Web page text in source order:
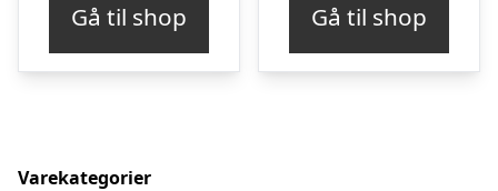
Gå til shop Gå til shop
Varekategorier